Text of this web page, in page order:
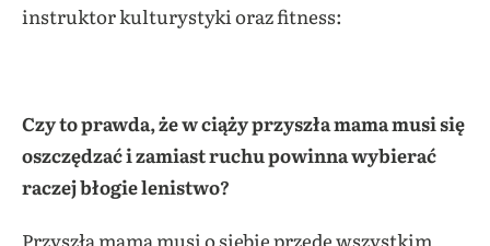
instruktor kulturystyki oraz fitness:
Czy to prawda, że w ciąży przyszła mama musi się
oszczędzać i zamiast ruchu powinna wybierać
raczej błogie lenistwo?
Przyszła mama musi o siebie przede wszystkim